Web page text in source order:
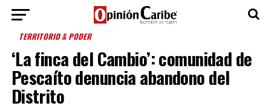
TERRITORIO & PODER
‘La finca del Cambio’: comunidad de
Pescaíto denuncia abandono del
Distrito